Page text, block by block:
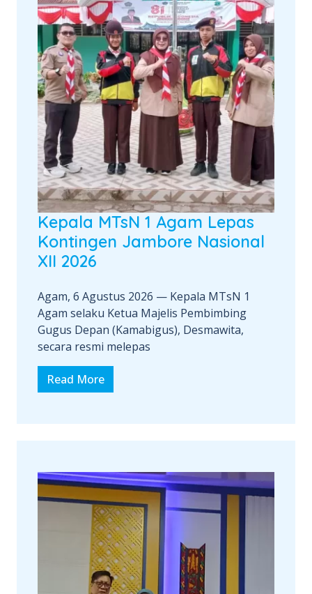
Kepala MTsN 1 Agam Lepas
Kontingen Jambore Nasional
XII 2026
Agam, 6 Agustus 2026 — Kepala MTsN 1
Agam selaku Ketua Majelis Pembimbing
Gugus Depan (Kamabigus), Desmawita,
secara resmi melepas
Read More